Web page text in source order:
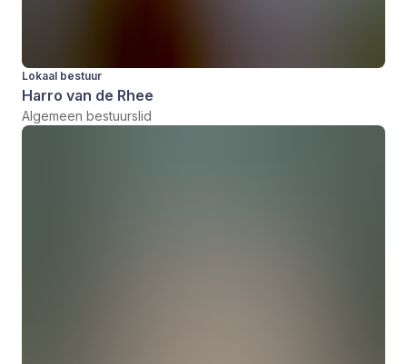
Lokaal bestuur
Harro van de Rhee
Algemeen bestuurslid